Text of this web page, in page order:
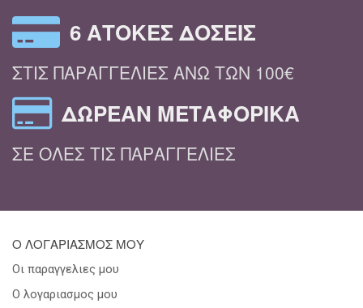
6 ΆΤΟΚΕΣ ΔΌΣΕΙΣ
ΣΤΙΣ ΠΑΡΑΓΓΕΛΊΕΣ ΆΝΩ ΤΩΝ 100€
ΔΩΡΕΆΝ ΜΕΤΑΦΟΡΙΚΆ
ΣΕ ΌΛΕΣ ΤΙΣ ΠΑΡΑΓΓΕΛΊΕΣ
Ο ΛΟΓΑΡΙΑΣΜΟΣ ΜΟΥ
Οι παραγγελιες μου
Ο λογαριασμος μου